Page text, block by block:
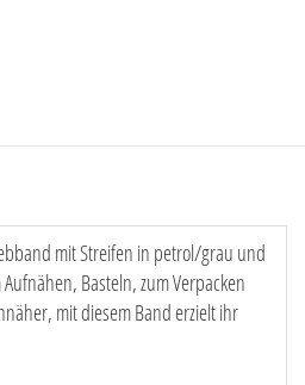
mit Streifen in petrol/grau und
Basteln, zum Verpacken
mit diesem Band erzielt ihr